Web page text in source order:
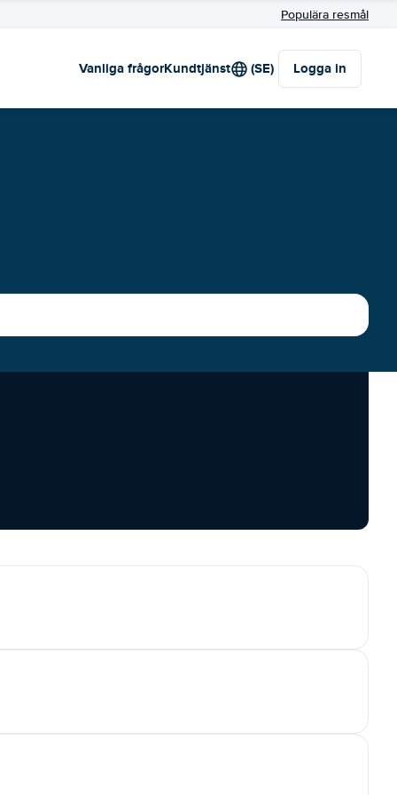
Populära resmål
Vanliga frågorKundtjänst (SE) Logga in